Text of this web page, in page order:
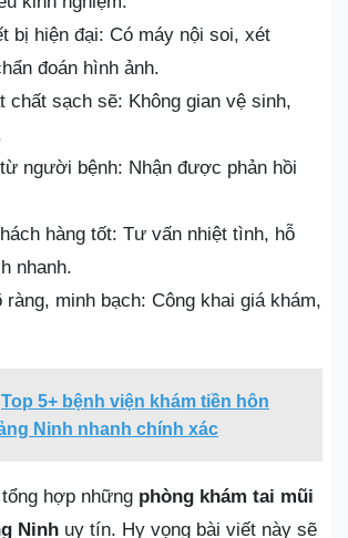
bị hiện đại: Có máy nội soi, xét
đoán hình ảnh.
chất sạch sẽ: Không gian vệ sinh,
người bệnh: Nhận được phản hồi
hàng tốt: Tư vấn nhiệt tình, hỗ
nhanh.
ràng, minh bạch: Công khai giá khám,
Top 5+ bệnh viện khám tiền hôn
Ninh nhanh chính xác
hợp những phòng khám tai mũi
Ninh uy tín. Hy vọng bài viết này sẽ